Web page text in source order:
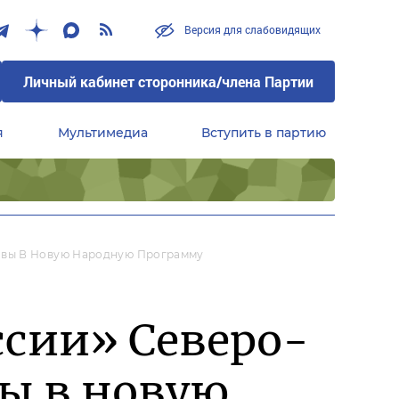
Версия для слабовидящих
Личный кабинет сторонника/члена Партии
Мультимедиа Вступить в партию
В Новую Народную Программу
Северо-